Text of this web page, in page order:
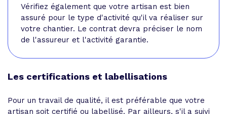
Vérifiez également que votre artisan est bien
assuré pour le type d'activité qu'il va réaliser sur
votre chantier. Le contrat devra préciser le nom
de l'assureur et l'activité garantie.
Les certifications et labellisations
Pour un travail de qualité, il est préférable que votre
artisan soit certifié ou labellisé. Par ailleurs, s'il a suivi